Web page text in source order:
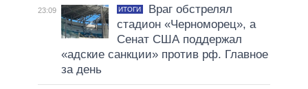
23:09 ИТОГИ
Враг обстрелял
стадион «Черноморец», а
Сенат США поддержал
«адские санкции» против рф. Главное
за день